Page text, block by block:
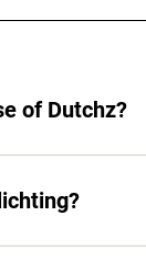
of Dutchz?